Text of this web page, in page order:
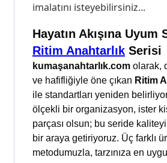
imalatını isteyebilirsiniz...
Hayatın Akışına Uyum
Ritim Anahtarlık Serisi
kumaşanahtarlık.com olarak,
ve hafifliğiyle öne çıkan Ritim
ile standartları yeniden
ölçekli bir organizasyon, ister
parçası olsun; bu seride
bir araya getiriyoruz. Üç farklı
metodumuzla, tarzınıza en